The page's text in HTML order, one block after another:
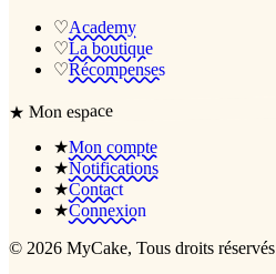
♡Academy
♡La boutique
♡Récompenses
★Mon espace
★Mon compte
★Notifications
★Contact
★Connexion
© 2026 MyCake, Tous droits réservés